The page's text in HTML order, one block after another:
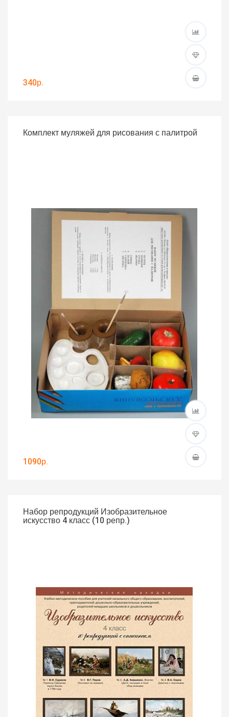
340р.
Комплект муляжей для рисования с палитрой
1090р.
Набор репродукций Изобразительное
искусство 4 класс (10 репр.)